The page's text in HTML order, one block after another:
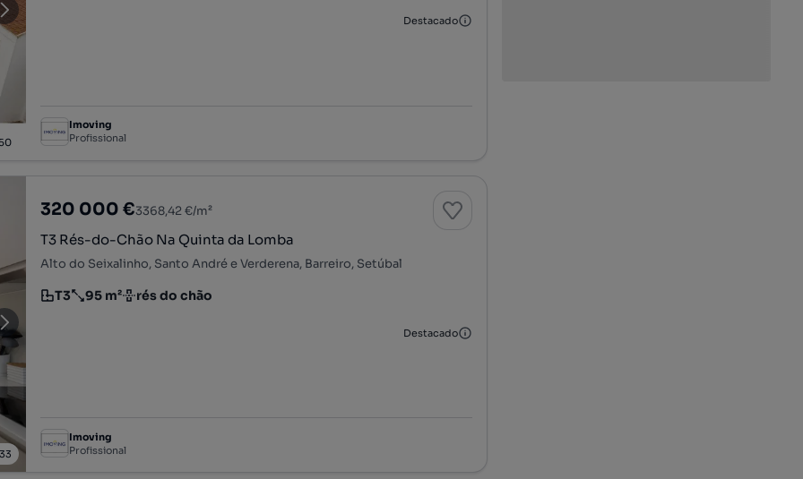
Destacado
Imoving
Profissional
33
320 000 €3368,42 €/m²
T3 Rés-do-Chão Na Quinta da Lomba
Alto do Seixalinho, Santo André e Verderena, Barreiro, Setúbal
Tipologia
T3
Preço por metro quadrado
95 m²
Andar rés do chão
Destacado
Imoving
Profissional